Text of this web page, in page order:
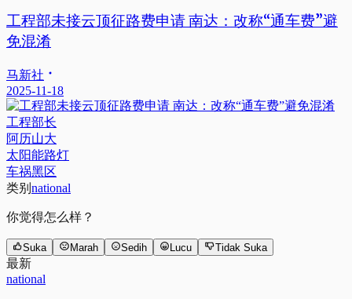
工程部未接云顶征路费申请 南达：改称“通车费”避
免混淆
马新社
2025-11-18
工程部长
阿历山大
太阳能路灯
车祸黑区
类别 national
你觉得怎么样？
Suka Marah Sedih Lucu Tidak Suka
最新
national